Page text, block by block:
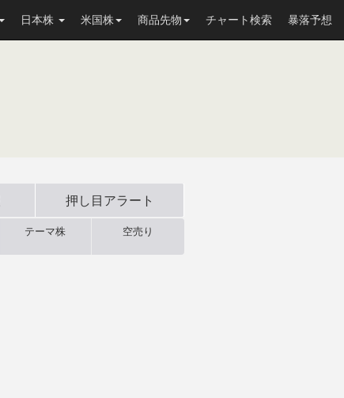
日本株 米国株 商品先物 チャート検索 暴落予想
押し目 アラート
テーマ株 空売り